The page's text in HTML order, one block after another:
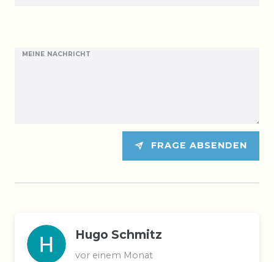
MEINE NACHRICHT
FRAGE ABSENDEN
Hugo Schmitz
vor einem Monat